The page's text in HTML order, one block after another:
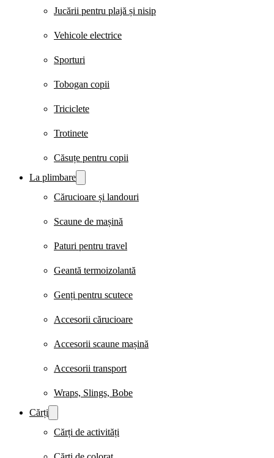
Jucării pentru plajă și nisip
Vehicole electrice
Sporturi
Tobogan copii
Triciclete
Trotinete
Căsuțe pentru copii
La plimbare
Cărucioare și landouri
Scaune de mașină
Paturi pentru travel
Geantă termoizolantă
Genți pentru scutece
Accesorii cărucioare
Accesorii scaune mașină
Accesorii transport
Wraps, Slings, Bobe
Cărți
Cărți de activități